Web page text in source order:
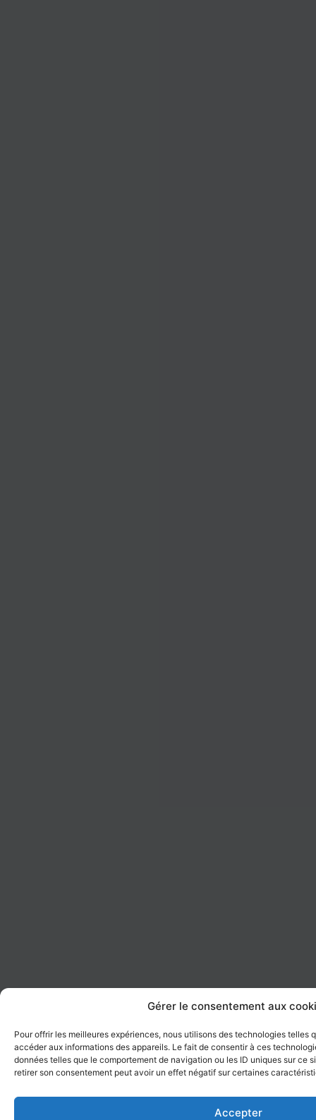
Gérer le consentement aux
Pour offrir les meilleures expériences, nous utilisons des technologies telles
accéder aux informations des appareils. Le fait de consentir à ces
données telles que le comportement de navigation ou les ID uniques sur ce
retirer son consentement peut avoir un effet négatif sur certaines
Accepter